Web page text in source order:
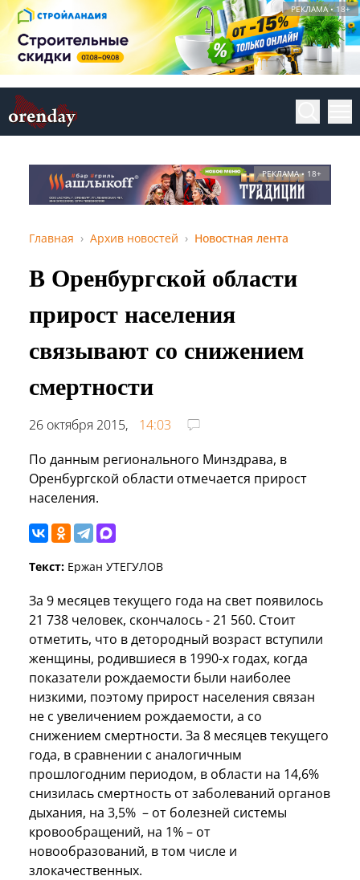
РЕКЛАМА • 18+
РЕКЛАМА • 18+
Главная Архив новостей Новостная лента
В Оренбургской области
прирост населения
связывают со снижением
смертности
26 октября 2015,
14:03
По данным регионального Минздрава, в
Оренбургской области отмечается прирост
населения.
Текст: Ержан УТЕГУЛОВ
За 9 месяцев текущего года на свет появилось
21 738 человек, скончалось - 21 560. Стоит
отметить, что в детородный возраст вступили
женщины, родившиеся в 1990-х годах, когда
показатели рождаемости были наиболее
низкими, поэтому прирост населения связан
не с увеличением рождаемости, а со
снижением смертности. За 8 месяцев текущего
года, в сравнении с аналогичным
прошлогодним периодом, в области на 14,6%
снизилась смертность от заболеваний органов
дыхания, на 3,5% – от болезней системы
кровообращений, на 1% – от
новообразований, в том числе и
злокачественных.